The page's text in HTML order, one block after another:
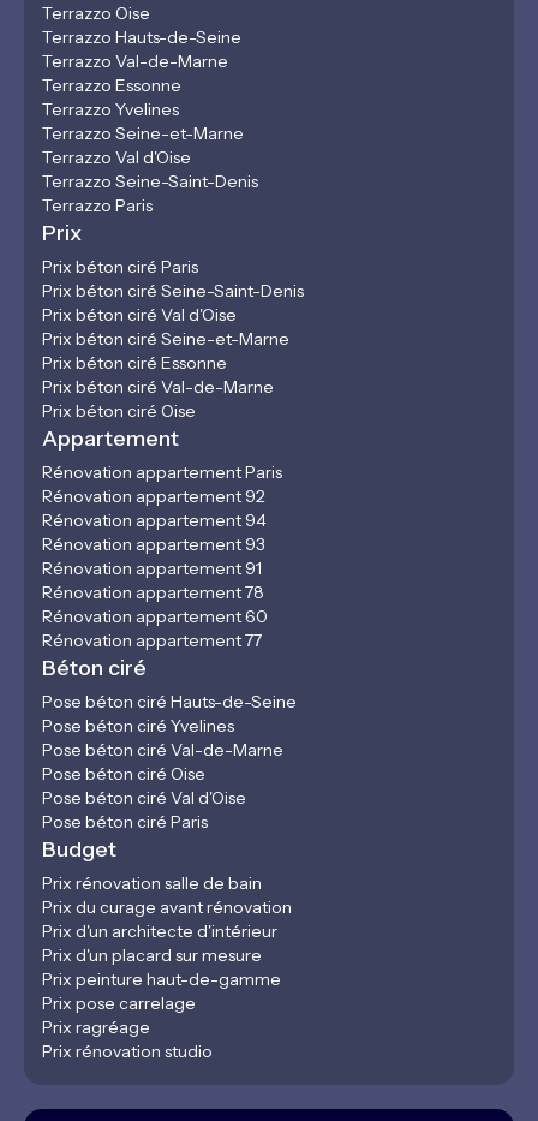
Terrazzo Oise
Terrazzo Hauts-de-Seine
Terrazzo Val-de-Marne
Terrazzo Essonne
Terrazzo Yvelines
Terrazzo Seine-et-Marne
Terrazzo Val d'Oise
Terrazzo Seine-Saint-Denis
Terrazzo Paris
Prix
Prix béton ciré Paris
Prix béton ciré Seine-Saint-Denis
Prix béton ciré Val d'Oise
Prix béton ciré Seine-et-Marne
Prix béton ciré Essonne
Prix béton ciré Val-de-Marne
Prix béton ciré Oise
Appartement
Rénovation appartement Paris
Rénovation appartement 92
Rénovation appartement 94
Rénovation appartement 93
Rénovation appartement 91
Rénovation appartement 78
Rénovation appartement 60
Rénovation appartement 77
Béton ciré
Pose béton ciré Hauts-de-Seine
Pose béton ciré Yvelines
Pose béton ciré Val-de-Marne
Pose béton ciré Oise
Pose béton ciré Val d'Oise
Pose béton ciré Paris
Budget
Prix rénovation salle de bain
Prix du curage avant rénovation
Prix d'un architecte d'intérieur
Prix d'un placard sur mesure
Prix peinture haut-de-gamme
Prix pose carrelage
Prix ragréage
Prix rénovation studio